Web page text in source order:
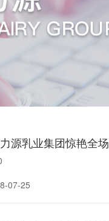
源乳业集团惊艳全场
07-25